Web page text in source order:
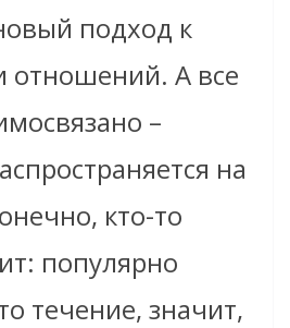
подход к
отношений. А все
–
на
кто-то
популярно
течение, значит,